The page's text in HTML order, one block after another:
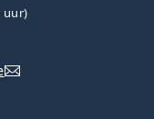
uur)